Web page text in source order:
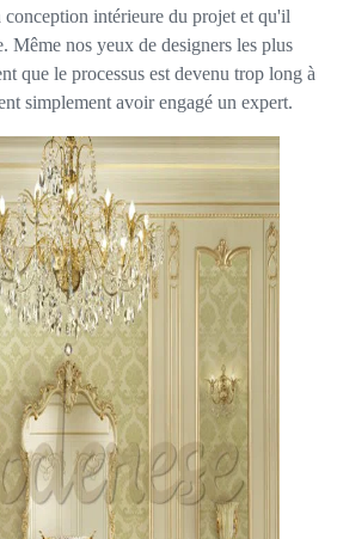
conception intérieure du projet et qu'il
Même nos yeux de designers les plus
que le processus est devenu trop long à
simplement avoir engagé un expert.